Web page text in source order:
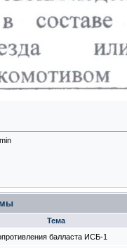
Тема
балласта ИСБ-1